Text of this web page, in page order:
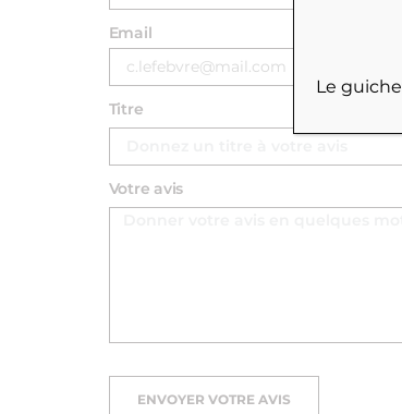
Email
Titre
Votre avis
ENVOYER VOTRE AVIS
Le